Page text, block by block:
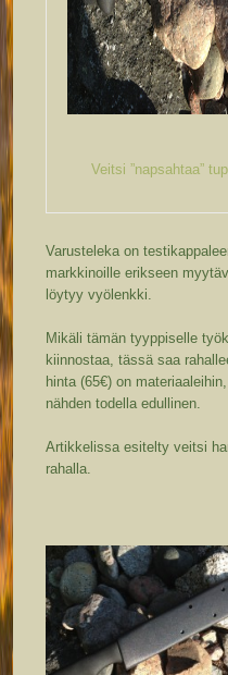
Veitsi ”napsahtaa”
Varusteleka on
markkinoille erikseen
löytyy vyölenkki.
Mikäli tämän tyyppiselle
kiinnostaa, tässä saa
hinta (65€) on
nähden todella edullinen.
Artikkelissa esitelty veitsi
rahalla.